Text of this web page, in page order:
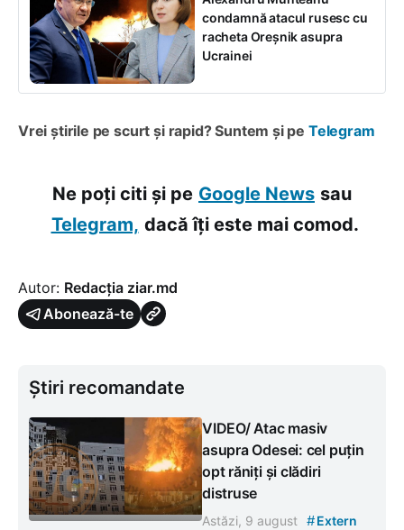
condamnă atacul rusesc cu
racheta Oreșnik asupra
Ucrainei
Vrei știrile pe scurt și rapid? Suntem și pe Telegram
Ne poți citi și pe Google News sau
Telegram, dacă îți este mai comod.
Autor: Redacția ziar.md
Abonează-te
Știri recomandate
VIDEO/ Atac masiv
asupra Odesei: cel puțin
opt răniți și clădiri
distruse
Astăzi, 9 august #Extern